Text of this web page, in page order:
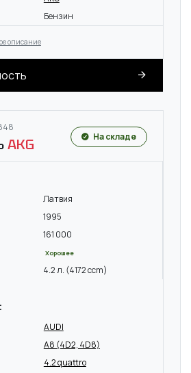
Бензин
описание
AKG На складе
Латвия
1995
161 000
Хорошее
4.2 л. (4172 ccm)
AUDI
A8 (4D2, 4D8)
4.2 quattro